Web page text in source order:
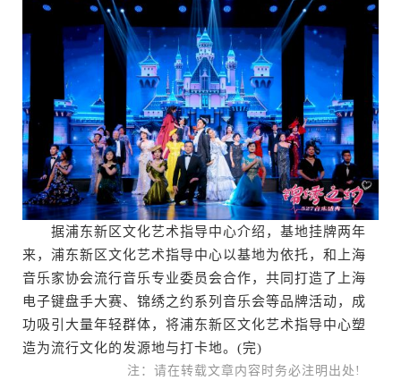
据浦东新区文化艺术指导中心介绍，基地挂牌两年
来，浦东新区文化艺术指导中心以基地为依托，和上海
音乐家协会流行音乐专业委员会合作，共同打造了上海
电子键盘手大赛、锦绣之约系列音乐会等品牌活动，成
功吸引大量年轻群体，将浦东新区文化艺术指导中心塑
造为流行文化的发源地与打卡地。(完)
注：请在转载文章内容时务必注明出处!